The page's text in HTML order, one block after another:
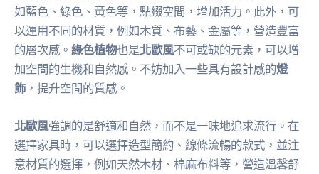
如藍色、綠色、黃色等，點綴空間，增加活力。此外，可
以運用不同的材質，例如木質、布藝、金屬等，營造豐富
的層次感。 綠色植物也是北歐風不可或缺的元素，可以增
加空間的生機和自然感。不妨加入一些具有設計感的燈
飾，提升空間的質感。
北歐風強調的是舒適和自然，而不是一味地追求流行。在
選擇家具時，可以選擇造型簡約、線條流暢的款式，並注
意材質的選擇，例如天然木材、棉麻布料等，營造溫馨舒